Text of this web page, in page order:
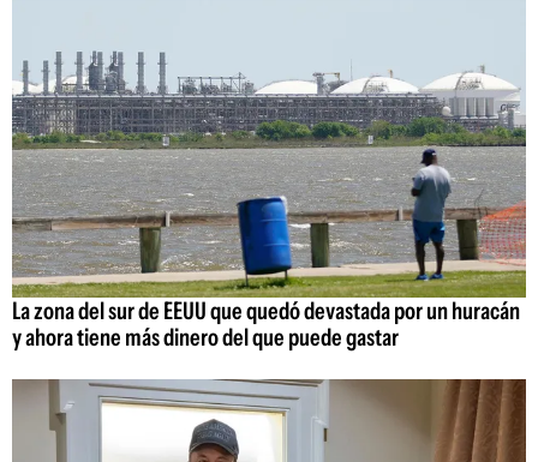
La zona del sur de EEUU que quedó devastada por un huracán
y ahora tiene más dinero del que puede gastar